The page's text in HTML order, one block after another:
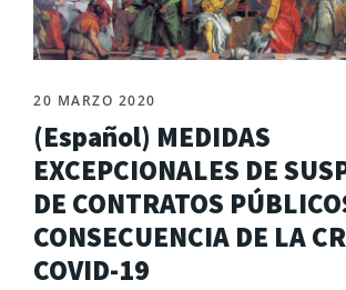
20 MARZO 2020
(Español) MEDIDAS
EXCEPCIONALES DE
DE CONTRATOS
CONSECUENCIA DE LA
COVID-19